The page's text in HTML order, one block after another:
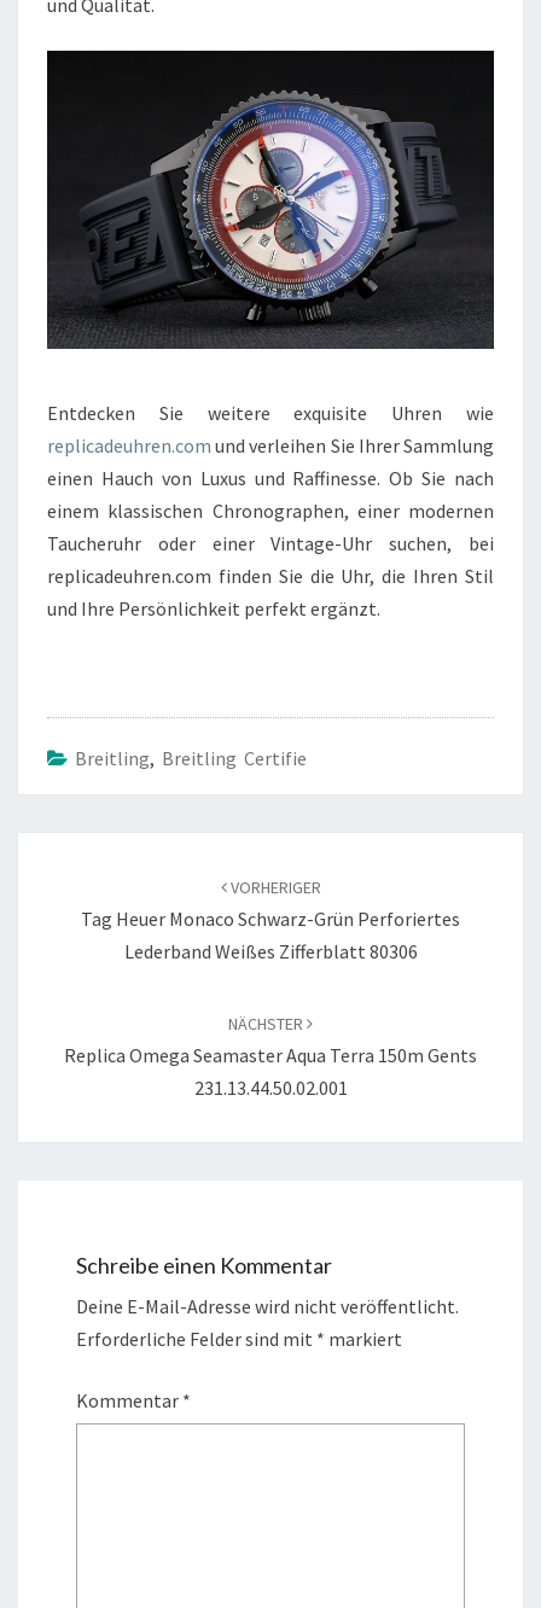
Entdecken Sie weitere exquisite Uhren wie
replicadeuhren.com und verleihen Sie Ihrer Sammlung
einen Hauch von Luxus und Raffinesse. Ob Sie nach
einem klassischen Chronographen, einer modernen
Taucheruhr oder einer Vintage-Uhr suchen, bei
replicadeuhren.com finden Sie die Uhr, die Ihren Stil
und Ihre Persönlichkeit perfekt ergänzt.
Breitling, Breitling Certifie
VORHERIGER
Tag Heuer Monaco Schwarz-Grün Perforiertes
Lederband Weißes Zifferblatt 80306
NÄCHSTER
Replica Omega Seamaster Aqua Terra 150m Gents
231.13.44.50.02.001
Schreibe einen Kommentar
Deine E-Mail-Adresse wird nicht veröffentlicht.
Erforderliche Felder sind mit * markiert
Kommentar *